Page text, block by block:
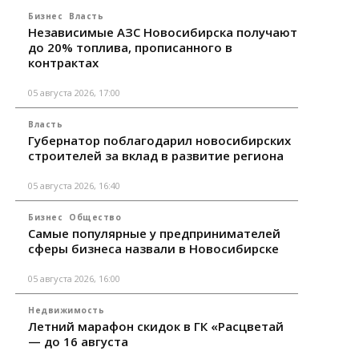
Бизнес Власть
Независимые АЗС Новосибирска получают
до 20% топлива, прописанного в
контрактах
05 августа 2026, 17:00
Власть
Губернатор поблагодарил новосибирских
строителей за вклад в развитие региона
05 августа 2026, 16:40
Бизнес Общество
Самые популярные у предпринимателей
сферы бизнеса назвали в Новосибирске
05 августа 2026, 16:00
Недвижимость
Летний марафон скидок в ГК «Расцветай
— до 16 августа